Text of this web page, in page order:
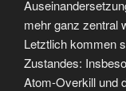
mehr ganz zentral
Letztlich kommen
Zustandes:
Atom-Overkill und